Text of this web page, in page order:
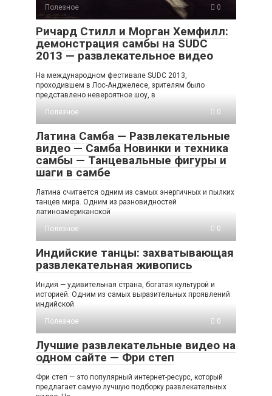
Полезное 0
Ричард Стилл и Морган Хемфилл:
демонстрация самбы на SUDC
2013 — развлекательное видео
На международном фестивале SUDC 2013,
проходившем в Лос-Анджелесе, зрителям было
представлено невероятное шоу, в
Полезное
0
Латина Самба — Развлекательные
видео — Самба Новинки и техника
самбы — Танцевальные фигуры и
шаги в самбе
Латина считается одним из самых энергичных и пылких
танцев мира. Одним из разновидностей
латиноамериканской
Полезное
0
Индийские танцы: захватывающая
развлекательная живопись
Индия — удивительная страна, богатая культурой и
историей. Одним из самых выразительных проявлений
индийской
Полезное
0
Лучшие развлекательные видео на
одном сайте — Фри степ
Фри степ — это популярный интернет-ресурс, который
предлагает самую лучшую подборку развлекательных